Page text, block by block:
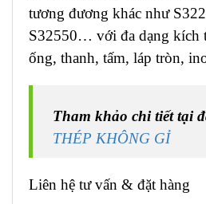
tương đương khác như
S32550… với đa dạng kích
ống, thanh, tấm, láp tròn,
Tham khảo chi tiết tại
THÉP KHÔNG GỈ
Liên hệ tư vấn & đặt hàng